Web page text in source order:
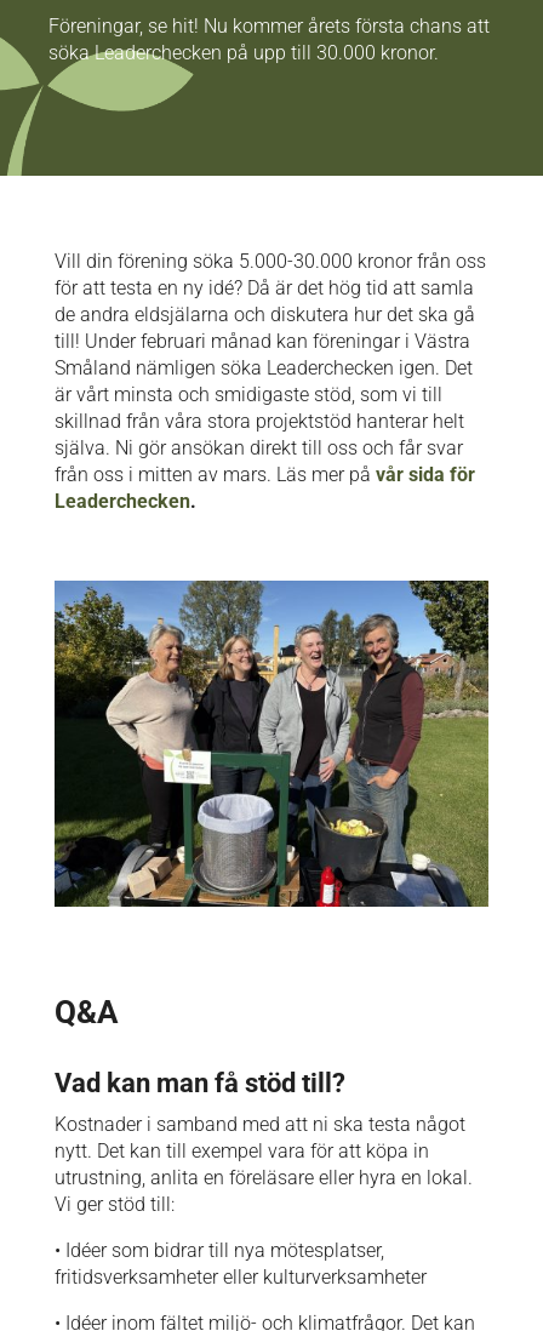
Föreningar, se hit! Nu kommer årets första chans att
söka Leaderchecken på upp till 30.000 kronor.
Vill din förening söka 5.000-30.000 kronor från oss
för att testa en ny idé? Då är det hög tid att samla
de andra eldsjälarna och diskutera hur det ska gå
till! Under februari månad kan föreningar i Västra
Småland nämligen söka Leaderchecken igen. Det
är vårt minsta och smidigaste stöd, som vi till
skillnad från våra stora projektstöd hanterar helt
själva. Ni gör ansökan direkt till oss och får svar
från oss i mitten av mars. Läs mer på vår sida för
Leaderchecken.
Q&A
Vad kan man få stöd till?
Kostnader i samband med att ni ska testa något
nytt. Det kan till exempel vara för att köpa in
utrustning, anlita en föreläsare eller hyra en lokal.
Vi ger stöd till:
• Idéer som bidrar till nya mötesplatser,
fritidsverksamheter eller kulturverksamheter
• Idéer inom fältet miljö- och klimatfrågor. Det kan